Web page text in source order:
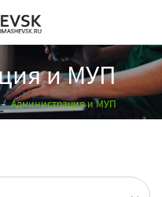
и МУП
Администрация и МУП